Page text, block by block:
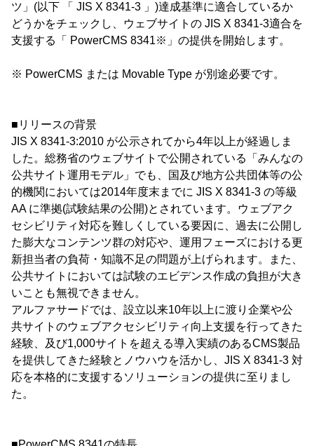
ツ」(以下 「 JIS X 8341-3 」)達成基準に適合しているか
どうかをチェックし、ウェブサイトの JIS X 8341-3適合を
支援する「 PowerCMS 8341※」の提供を開始します。
※ PowerCMS または Movable Type が別途必要です。
■リリースの背景
JIS X 8341-3:2010 が公示されてから4年以上が経過しま
した。総務省のウェブサイトで公開されている「みんなの
公共サイト運用モデル」でも、国及び地方公共団体等の公
的機関においては2014年度末までに JIS X 8341-3 の等級
AA に準拠(試験結果の公開)とされています。ウェブアク
セシビリティ対応を難しくしている要因に、過去に公開し
た膨大なコンテンツ群の対応や、運用フェーズにおける更
新担当者の負荷・知識不足の問題が上げられます。また、
公共サイトにおいては試験のエビデンス作成の負担が大き
いことも無視できません。
アルファサードでは、設立以来10年以上に渡り企業や公
共サイトのウェブアクセシビリティ向上支援を行ってきた
経験、及び1,000サイトを超える導入実績のあるCMS製品
を提供してきた経験とノウハウを活かし、JIS X 8341-3 対
応を本格的に支援するソリューションの提供に至りまし
た。